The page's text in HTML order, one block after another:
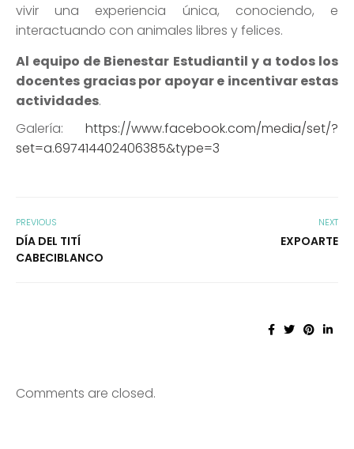
vivir una experiencia única, conociendo, e
interactuando con animales libres y felices.
Al equipo de Bienestar Estudiantil y a todos los
docentes gracias por apoyar e incentivar estas
actividades.
Galería: https://www.facebook.com/media/set/?
set=a.697414402406385&type=3
PREVIOUS
DÍA DEL TITÍ
CABECIBLANCO
NEXT
EXPOARTE
Comments are closed.